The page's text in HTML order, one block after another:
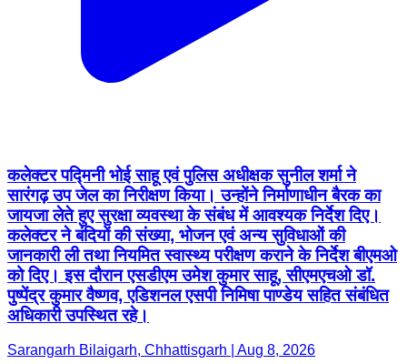
कलेक्टर पद्मिनी भोई साहू एवं पुलिस अधीक्षक सुनील शर्मा ने
सारंगढ़ उप जेल का निरीक्षण किया। उन्होंने निर्माणाधीन बैरक का
जायजा लेते हुए सुरक्षा व्यवस्था के संबंध में आवश्यक निर्देश दिए।
कलेक्टर ने बंदियों की संख्या, भोजन एवं अन्य सुविधाओं की
जानकारी ली तथा नियमित स्वास्थ्य परीक्षण कराने के निर्देश बीएमओ
को दिए। इस दौरान एसडीएम उमेश कुमार साहू, सीएमएचओ डॉ.
पुष्पेंद्र कुमार वैष्णव, एडिशनल एसपी निमिषा पाण्डेय सहित संबंधित
अधिकारी उपस्थित रहे।
Sarangarh Bilaigarh, Chhattisgarh | Aug 8, 2026